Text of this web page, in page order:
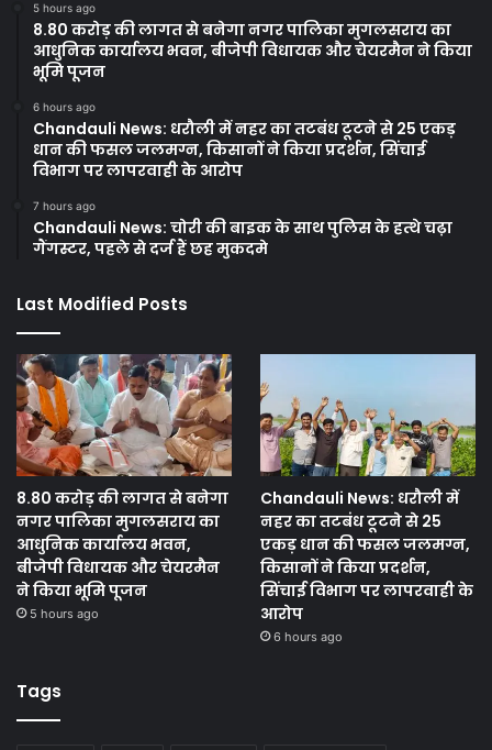
5 hours ago
8.80 करोड़ की लागत से बनेगा नगर पालिका मुगलसराय का
आधुनिक कार्यालय भवन, बीजेपी विधायक और चेयरमैन ने किया
भूमि पूजन
6 hours ago
Chandauli News: धरौली में नहर का तटबंध टूटने से 25 एकड़
धान की फसल जलमग्न, किसानों ने किया प्रदर्शन, सिंचाई
विभाग पर लापरवाही के आरोप
7 hours ago
Chandauli News: चोरी की बाइक के साथ पुलिस के हत्थे चढ़ा
गैंगस्टर, पहले से दर्ज हैं छह मुकदमे
Last Modified Posts
8.80 करोड़ की लागत से बनेगा
नगर पालिका मुगलसराय का
आधुनिक कार्यालय भवन,
बीजेपी विधायक और चेयरमैन
ने किया भूमि पूजन
5 hours ago
Chandauli News: धरौली में
नहर का तटबंध टूटने से 25
एकड़ धान की फसल जलमग्न,
किसानों ने किया प्रदर्शन,
सिंचाई विभाग पर लापरवाही के
आरोप
6 hours ago
Tags